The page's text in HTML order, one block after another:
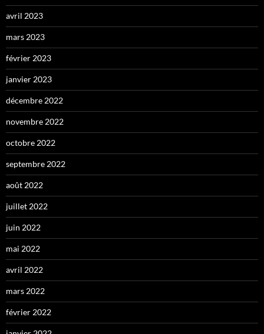
avril 2023
mars 2023
février 2023
janvier 2023
décembre 2022
novembre 2022
octobre 2022
septembre 2022
août 2022
juillet 2022
juin 2022
mai 2022
avril 2022
mars 2022
février 2022